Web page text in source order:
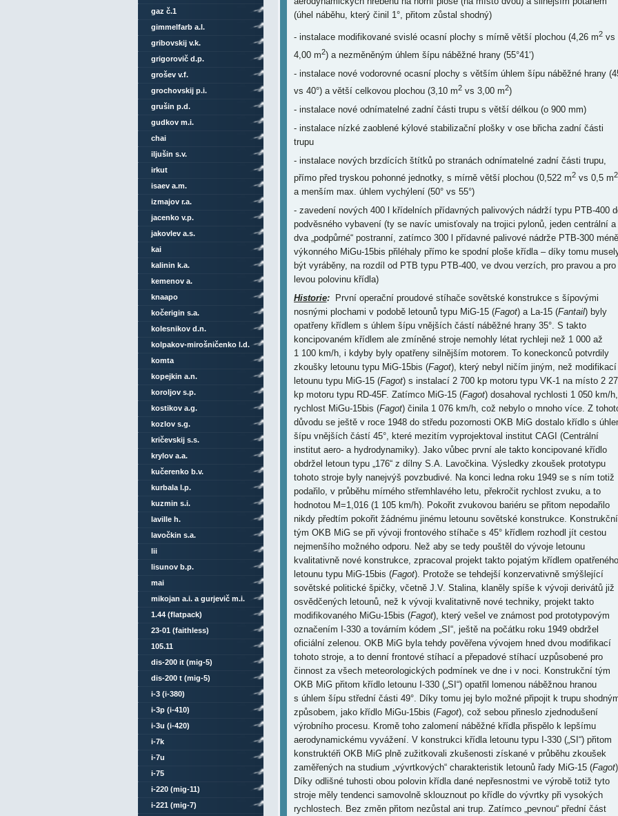
(úhel náběhu, který činil 1°, přitom zůstal shodný)
- instalace modifikované svislé ocasní plochy s mírně větší plochou (4,26 m2vs
4,00 m2) a nezměněným úhlem šípu náběžné hrany (55°41‘)
- instalace nové vodorovné ocasní plochy s větším úhlem šípu náběžné hrany
vs 40°) a větší celkovou plochou (3,10 m2vs 3,00 m2)
- instalace nové odnímatelné zadní části trupu s větší délkou (o 900 mm)
- instalace nízké zaoblené kýlové stabilizační plošky v ose břicha zadní části
trupu
- instalace nových brzdících štítků po stranách odnímatelné zadní části trupu,
přímo před tryskou pohonné jednotky, s mírně větší plochou (0,522 m2vs 0,5 m2
a menším max. úhlem vychýlení (50° vs 55°)
- zavedení nových 400 l křídelních přídavných palivových nádrží typu PTB-400
podvěsného vybavení (ty se navíc umisťovaly na trojici pylonů, jeden centrální a
dva „podpůrné“ postranní, zatímco 300 l přídavné palivové nádrže PTB-300 méně
výkonného MiGu-15bis přiléhaly přímo ke spodní ploše křídla – díky tomu
být vyráběny, na rozdíl od PTB typu PTB-400, ve dvou verzích, pro pravou a pro
levou polovinu křídla)
Historie:První operační proudové stíhače sovětské konstrukce s šípovými
nosnými plochami v podobě letounů typu MiG-15 (Fagot) a La-15 (Fantail) byly
opatřeny křídlem s úhlem šípu vnějších částí náběžné hrany 35°. S takto
koncipovaném křídlem ale zmíněné stroje nemohly létat rychleji než 1 000 až
1 100 km/h, i kdyby byly opatřeny silnějším motorem. To koneckonců potvrdily
zkoušky letounu typu MiG-15bis (Fagot), který nebyl ničím jiným, než modifikací
letounu typu MiG-15 (Fagot) s instalací 2 700 kp motoru typu VK-1 na místo 2
kp motoru typu RD-45F. Zatímco MiG-15 (Fagot) dosahoval rychlosti 1 050 km/h,
rychlost MiGu-15bis (Fagot) činila 1 076 km/h, což nebylo o mnoho více. Z
důvodu se ještě v roce 1948 do středu pozornosti OKB MiG dostalo křídlo s
šípu vnějších částí 45°, které mezitím vyprojektoval institut CAGI (Centrální
institut aero- a hydrodynamiky). Jako vůbec první ale takto koncipované křídlo
obdržel letoun typu „176“ z dílny S.A. Lavočkina. Výsledky zkoušek prototypu
tohoto stroje byly nanejvýš povzbudivé. Na konci ledna roku 1949 se s ním totiž
podařilo, v průběhu mírného střemhlavého letu, překročit rychlost zvuku, a to
hodnotou M=1,016 (1 105 km/h). Pokořit zvukovou bariéru se přitom nepodařilo
nikdy předtím pokořit žádnému jinému letounu sovětské konstrukce. Konstrukční
tým OKB MiG se při vývoji frontového stíhače s 45° křídlem rozhodl jít cestou
nejmenšího možného odporu. Než aby se tedy pouštěl do vývoje letounu
kvalitativně nové konstrukce, zpracoval projekt takto pojatým křídlem opatřeného
letounu typu MiG-15bis (Fagot). Protože se tehdejší konzervativně smýšlející
sovětské politické špičky, včetně J.V. Stalina, klaněly spíše k vývoji derivátů již
osvědčených letounů, než k vývoji kvalitativně nové techniky, projekt takto
modifikovaného MiGu-15bis (Fagot), který vešel ve známost pod prototypovým
označením I-330 a továrním kódem „SI“, ještě na počátku roku 1949 obdržel
oficiální zelenou. OKB MiG byla tehdy pověřena vývojem hned dvou modifikací
tohoto stroje, a to denní frontové stíhací a přepadové stíhací uzpůsobené pro
činnost za všech meteorologických podmínek ve dne i v noci. Konstrukční tým
OKB MiG přitom křídlo letounu I-330 („SI“) opatřil lomenou náběžnou hranou
s úhlem šípu střední části 49°. Díky tomu jej bylo možné připojit k trupu
způsobem, jako křídlo MiGu-15bis (Fagot), což sebou přineslo zjednodušení
výrobního procesu. Kromě toho zalomení náběžné křídla přispělo k lepšímu
aerodynamickému vyvážení. V konstrukci křídla letounu typu I-330 („SI“) přitom
konstruktéři OKB MiG plně zužitkovali zkušenosti získané v průběhu zkoušek
zaměřených na studium „vývrtkových“ charakteristik letounů řady MiG-15 (Fagot
Díky odlišné tuhosti obou polovin křídla dané nepřesnostmi ve výrobě totiž tyto
stroje měly tendenci samovolně sklouznout po křídle do vývrtky při vysokých
rychlostech. Bez změn přitom nezůstal ani trup. Zatímco „pevnou“ přední část
gaz č.1
gimmelfarb a.l.
gribovskij v.k.
grigorovič d.p.
grošev v.f.
grochovskij p.i.
grušin p.d.
gudkov m.i.
chai
iljušin s.v.
irkut
isaev a.m.
izmajov r.a.
jacenko v.p.
jakovlev a.s.
kai
kalinin k.a.
kemenov a.
knaapo
kočerigin s.a.
kolesnikov d.n.
kolpakov-mirošničenko l.d.
komta
kopejkin a.n.
koroljov s.p.
kostikov a.g.
kozlov s.g.
kričevskij s.s.
krylov a.a.
kučerenko b.v.
kurbala l.p.
kuzmin s.i.
laville h.
lavočkin s.a.
lii
lisunov b.p.
mai
mikojan a.i. a gurjevič m.i.
1.44 (flatpack)
23-01 (faithless)
105.11
dis-200 it (mig-5)
dis-200 t (mig-5)
i-3 (i-380)
i-3p (i-410)
i-3u (i-420)
i-7k
i-7u
i-75
i-220 (mig-11)
i-221 (mig-7)